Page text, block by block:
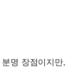
명 장점이지만,